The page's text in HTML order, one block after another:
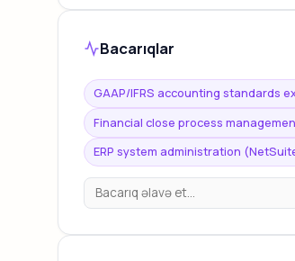
Bacarıqlar
GAAP/IFRS accounting standards
Financial close process
ERP system administration